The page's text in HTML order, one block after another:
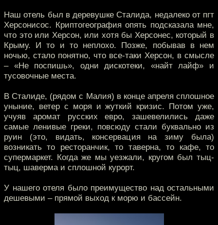
Наш отель был в деревушке Сталида, недалеко от пгт
Херсонисос. Криптогеография опять подсказала мне,
что это или Херсон, или хотя бы Херсонес, который в
Крыму. И то и то неплохо. Позже, побывав в нем
ночью, стало понятно, что все-таки Херсон, в смысле
– «Не поспишь», одни дискотеки, «найт лайф» и
тусовочные места.
В Сталиде, (рядом с Малия) в конце апреля сплошное
уныние, ветер с моря и жуткий кризис. Потом уже,
учуяв аромат русских евро, зашевелились даже
самые ленивые греки, повсюду стали буквально из
руин (это, видать, консервация на зиму была)
возникать то ресторанчик, то таверна, то кафе, то
супермаркет. Когда же мы уезжали, кругом был тыц-
тыц, шаверма и сплошной курорт.
У нашего отеля было преимущество над остальными
дешевыми – прямой выход к морю и бассейн.